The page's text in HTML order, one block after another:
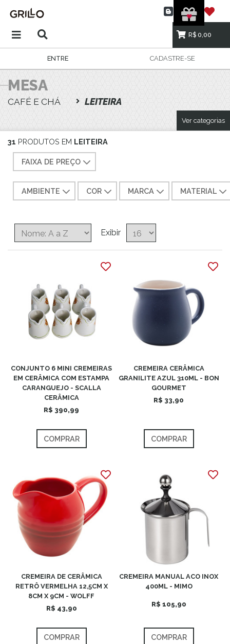
R$ 0,00
ENTRE CADASTRE-SE
MESA
CAFÉ E CHÁ LEITEIRA
Ver categorias
31 PRODUTOS EM LEITEIRA
FAIXA DE PREÇO
AMBIENTE COR MARCA MATERIAL
Exibir
CONJUNTO 6 MINI CREMEIRAS
EM CERÂMICA COM ESTAMPA
CARANGUEJO - SCALLA
CERÂMICA
R$ 390,99
COMPRAR
CREMEIRA CERÂMICA
GRANILITE AZUL 310ML - BON
GOURMET
R$ 33,90
COMPRAR
CREMEIRA DE CERÂMICA
RETRÔ VERMELHA 12,5CM X
8CM X 9CM - WOLFF
R$ 43,90
COMPRAR
CREMEIRA MANUAL ACO INOX
400ML - MIMO
R$ 105,90
COMPRAR